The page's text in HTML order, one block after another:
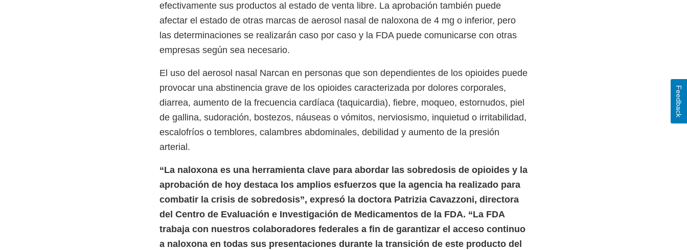
efectivamente sus productos al estado de venta libre. La aprobación también puede
afectar el estado de otras marcas de aerosol nasal de naloxona de 4 mg o inferior, pero
las determinaciones se realizarán caso por caso y la FDA puede comunicarse con otras
empresas según sea necesario.
El uso del aerosol nasal Narcan en personas que son dependientes de los opioides puede
provocar una abstinencia grave de los opioides caracterizada por dolores corporales,
diarrea, aumento de la frecuencia cardíaca (taquicardia), fiebre, moqueo, estornudos, piel
de gallina, sudoración, bostezos, náuseas o vómitos, nerviosismo, inquietud o irritabilidad,
escalofríos o temblores, calambres abdominales, debilidad y aumento de la presión
arterial.
“La naloxona es una herramienta clave para abordar las sobredosis de opioides y la
aprobación de hoy destaca los amplios esfuerzos que la agencia ha realizado para
combatir la crisis de sobredosis”, expresó la doctora Patrizia Cavazzoni, directora
del Centro de Evaluación e Investigación de Medicamentos de la FDA. “La FDA
trabaja con nuestros colaboradores federales a fin de garantizar el acceso continuo
a naloxona en todas sus presentaciones durante la transición de este producto del
Feedback